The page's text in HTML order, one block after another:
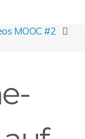
MOOC #2